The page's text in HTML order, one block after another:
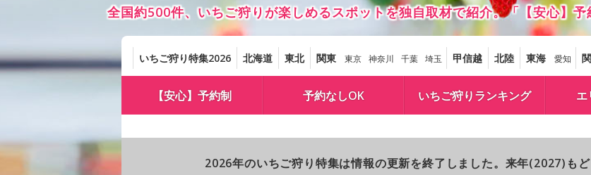
全国約500件、いちご狩りが楽しめるスポットを独自取材で紹介。「【安心】
いちご狩り特集2026 北海道 東北 関東 東京 神奈川 千葉 埼玉 甲信越 北陸 東海 愛知
【安心】予約制 予約なしOK いちご狩りランキング エ
2026年のいちご狩り特集は情報の更新を終了しました。来年(2027)もど